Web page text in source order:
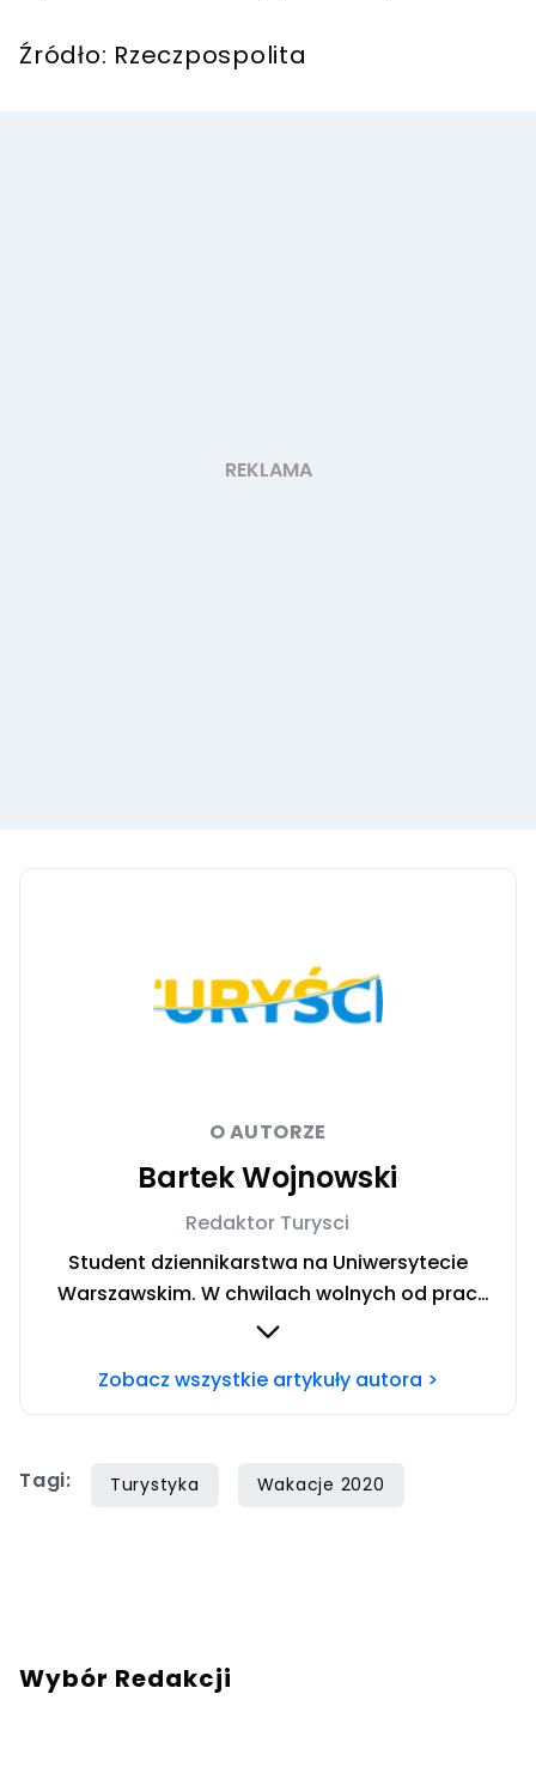
Źródło: Rzeczpospolita
O AUTORZE
Bartek Wojnowski
Redaktor Turysci
Student dziennikarstwa na Uniwersytecie
Warszawskim. W chwilach wolnych od prac
redakcyjnych, pisze dalej, tylko bardziej
o szerokopojętym Wschodzie. Chcesz się ze
Zobacz wszystkie artykuły autora >
Tagi: Turystyka Wakacje 2020
Wybór Redakcji